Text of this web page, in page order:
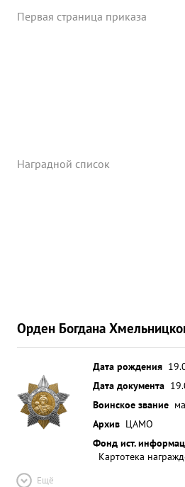
Первая страница приказа
Наградной список
Орден Богдана
Дата рождения
Дата документа
Воинское звание
Архив ЦАМО
Фонд ист.
Картотека
Ещё